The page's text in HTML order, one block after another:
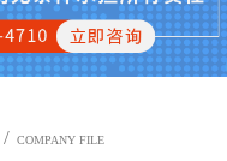
/ COMPANY FILE